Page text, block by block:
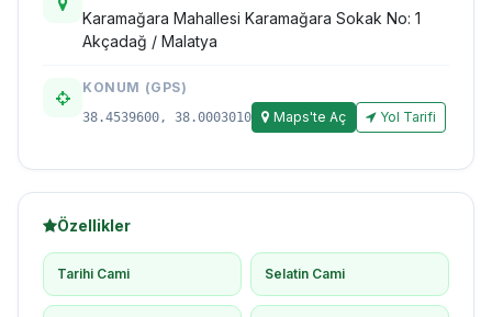
Karamağara Mahallesi Karamağara Sokak No: 1
Akçadağ / Malatya
KONUM (GPS)
38.4539600, 38.0003010 Maps'te Aç Yol Tarifi
Özellikler
Tarihi Cami Selatin Cami